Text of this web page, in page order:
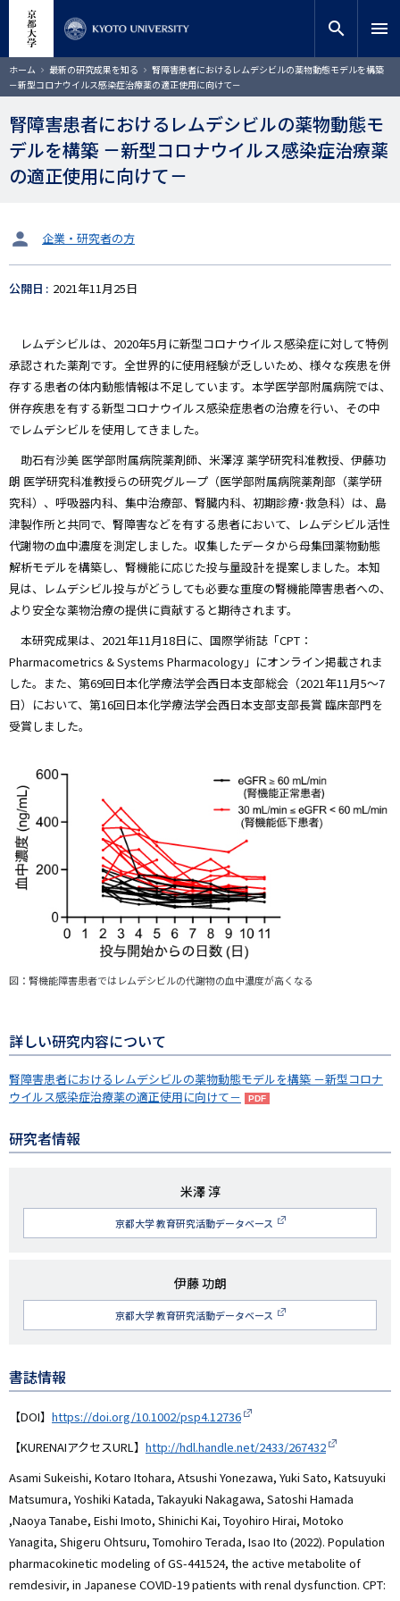
コ
テ
ン
に
サイト内検索
検索
search menu
ホーム 最新の研究成果を知る
腎障害患者におけるレムデシビルの薬物動態モデルを構築
－新型コロナウイルス感染症治療薬の適正使用に向けて－
腎障害患者におけるレムデシビルの薬物動態モ
デルを構築 －新型コロナウイルス感染症治療薬
の適正使用に向けて－
タ
ッ
企業・研究者の方
公開日 2021年11月25日
レムデシビルは、2020年5月に新型コロナウイルス感染症に対して特例
承認された薬剤です。全世界的に使用経験が乏しいため、様々な疾患を併
存する患者の体内動態情報は不足しています。本学医学部附属病院では、
併存疾患を有する新型コロナウイルス感染症患者の治療を行い、その中
でレムデシビルを使用してきました。
助石有沙美 医学部附属病院薬剤師、米澤淳 薬学研究科准教授、伊藤功
朗 医学研究科准教授らの研究グループ（医学部附属病院薬剤部（薬学研
究科）、呼吸器内科、集中治療部、腎臓内科、初期診療･救急科）は、島
津製作所と共同で、腎障害などを有する患者において、レムデシビル活性
代謝物の血中濃度を測定しました。収集したデータから母集団薬物動態
解析モデルを構築し、腎機能に応じた投与量設計を提案しました。本知
見は、レムデシビル投与がどうしても必要な重度の腎機能障害患者への、
より安全な薬物治療の提供に貢献すると期待されます。
本研究成果は、2021年11月18日に、国際学術誌「CPT：
Pharmacometrics & Systems Pharmacology」にオンライン掲載されま
した。また、第69回日本化学療法学会西日本支部総会（2021年11月5～7
日）において、第16回日本化学療法学会西日本支部支部長賞 臨床部門を
受賞しました。
図：腎機能障害患者ではレムデシビルの代謝物の血中濃度が高くなる
詳しい研究内容について
腎障害患者におけるレムデシビルの薬物動態モデルを構築 －新型コロナ
ウイルス感染症治療薬の適正使用に向けて－
研究者情報
研
究
者
米澤 淳
京都大学 教育研究活動データベース
研
究
者
伊藤 功朗
京都大学 教育研究活動データベース
書誌情報
【DOI】 https://doi.org/10.1002/psp4.12736
【KURENAIアクセスURL】 http://hdl.handle.net/2433/267432
Asami Sukeishi, Kotaro Itohara, Atsushi Yonezawa, Yuki Sato, Katsuyuki
Matsumura, Yoshiki Katada, Takayuki Nakagawa, Satoshi Hamada
,Naoya Tanabe, Eishi Imoto, Shinichi Kai, Toyohiro Hirai, Motoko
Yanagita, Shigeru Ohtsuru, Tomohiro Terada, Isao Ito (2022). Population
pharmacokinetic modeling of GS-441524, the active metabolite of
remdesivir, in Japanese COVID-19 patients with renal dysfunction. CPT: